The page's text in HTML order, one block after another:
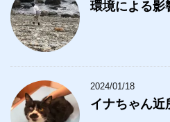
環境による影
2024/01/18
イナちゃん近